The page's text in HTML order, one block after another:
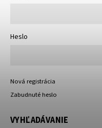
Heslo
Nová registrácia
Zabudnuté heslo
VYHĽADÁVANIE